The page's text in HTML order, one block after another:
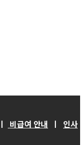
ㅣ 비급여 안내 ㅣ 인사